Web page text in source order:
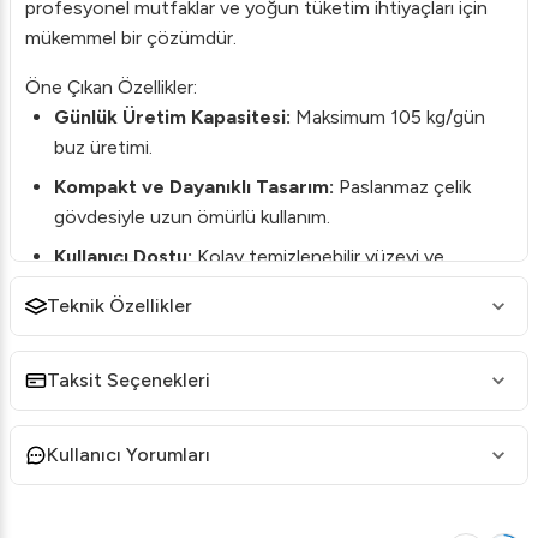
profesyonel mutfaklar ve yoğun tüketim ihtiyaçları için
mükemmel bir çözümdür.
Öne Çıkan Özellikler:
Günlük Üretim Kapasitesi: Maksimum 105 kg/gün
buz üretimi.
Kompakt ve Dayanıklı Tasarım: Paslanmaz çelik
gövdesiyle uzun ömürlü kullanım.
Kullanıcı Dostu:Kolay temizlenebilir yüzeyi ve
maksimum performans sağlar.
Enerji Verimliliği:Az enerjiyle yüksek verimli buz
üretimi sunar.
Buz Türü:Küp Buz
Teknik Özellikler
Taksit Seçenekleri
Kullanıcı Yorumları